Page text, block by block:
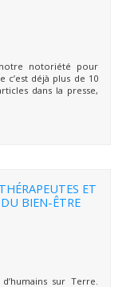
notoriété pour
c’est déjà plus de 10
dans la presse,
ET
BIEN-ÊTRE
sur Terre.